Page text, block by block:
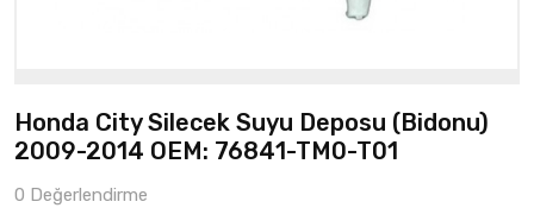
Honda City Silecek Suyu Deposu (Bidonu)
2009-2014 OEM: 76841-TM0-T01
0 Değerlendirme